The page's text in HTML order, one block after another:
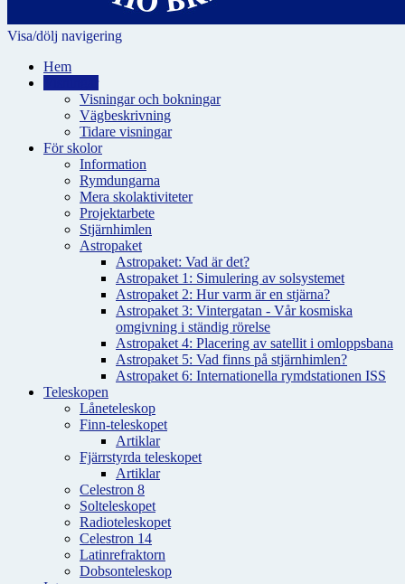
Visa/dölj navigering
Hem
Visningar och bokningar
Vägbeskrivning
Tidare visningar
För skolor
Information
Rymdungarna
Mera skolaktiviteter
Projektarbete
Stjärnhimlen
Astropaket
Astropaket: Vad är det?
Astropaket 1: Simulering av solsystemet
Astropaket 2: Hur varm är en stjärna?
Astropaket 3: Vintergatan - Vår kosmiska
omgivning i ständig rörelse
Astropaket 4: Placering av satellit i omloppsbana
Astropaket 5: Vad finns på stjärnhimlen?
Astropaket 6: Internationella rymdstationen ISS
Teleskopen
Låneteleskop
Finn-teleskopet
Artiklar
Fjärrstyrda teleskopet
Artiklar
Celestron 8
Solteleskopet
Radioteleskopet
Celestron 14
Latinrefraktorn
Dobsonteleskop